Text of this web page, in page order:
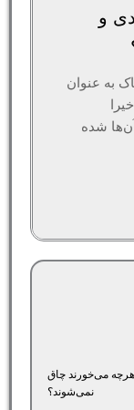
و
به عنوان
شده
می‌خورند چاق
نمی‌شوند؟